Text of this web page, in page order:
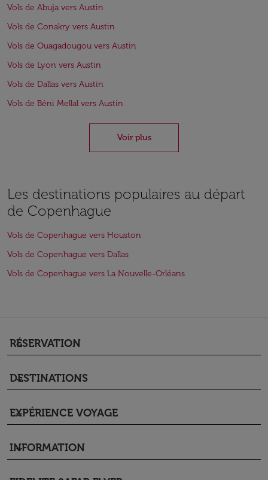
Vols de Abuja vers Austin
Vols de Conakry vers Austin
Vols de Ouagadougou vers Austin
Vols de Lyon vers Austin
Vols de Dallas vers Austin
Vols de Béni Mellal vers Austin
Voir plus
Les destinations populaires au départ
de Copenhague
Vols de Copenhague vers Houston
Vols de Copenhague vers Dallas
Vols de Copenhague vers La Nouvelle-Orléans
RÉSERVATION
keyboard_arrow_down
DESTINATIONS
keyboard_arrow_down
EXPÉRIENCE VOYAGE
keyboard_arrow_down
INFORMATION
keyboard_arrow_down